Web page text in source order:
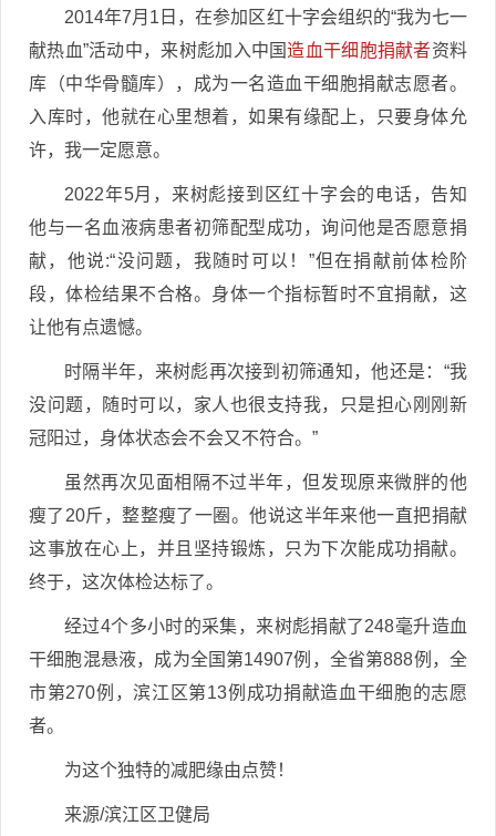
2014年7月1日，在参加区红十字会组织的“我为七一
献热血”活动中，来树彪加入中国造血干细胞捐献者资料
库（中华骨髓库），成为一名造血干细胞捐献志愿者。
入库时，他就在心里想着，如果有缘配上，只要身体允
许，我一定愿意。
2022年5月，来树彪接到区红十字会的电话，告知
他与一名血液病患者初筛配型成功，询问他是否愿意捐
献，他说:“没问题，我随时可以！”但在捐献前体检阶
段，体检结果不合格。身体一个指标暂时不宜捐献，这
让他有点遗憾。
时隔半年，来树彪再次接到初筛通知，他还是：“我
没问题，随时可以，家人也很支持我，只是担心刚刚新
冠阳过，身体状态会不会又不符合。”
虽然再次见面相隔不过半年，但发现原来微胖的他
瘦了20斤，整整瘦了一圈。他说这半年来他一直把捐献
这事放在心上，并且坚持锻炼，只为下次能成功捐献。
终于，这次体检达标了。
经过4个多小时的采集，来树彪捐献了248毫升造血
干细胞混悬液，成为全国第14907例，全省第888例，全
市第270例，滨江区第13例成功捐献造血干细胞的志愿
者。
为这个独特的减肥缘由点赞！
来源/滨江区卫健局